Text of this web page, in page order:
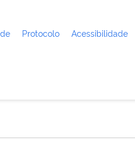
Protocolo Acessibilidade